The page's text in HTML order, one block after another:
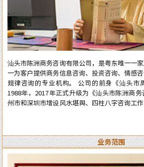
汕头市陈洲商务咨询有限公司，是粤东唯一一
一为客户提供商务信息咨询、投资咨询、情感
规律咨询的专业机构。 公司的前身《汕头市周易预测工作室》设立于
1988年，2017年正式升级为《汕头市陈洲商
州市和深圳市增设风水堪舆、四柱八字咨询工
性地为在广州市和深圳市工作、生活的广大广
可信。近四十年来深得众多新老客户的高度好评和信任。
十年前在汕头市与张克明、胡玉尺名老先生齐
几十年来专业于四柱八字的预测、周易六爻占
业务范围